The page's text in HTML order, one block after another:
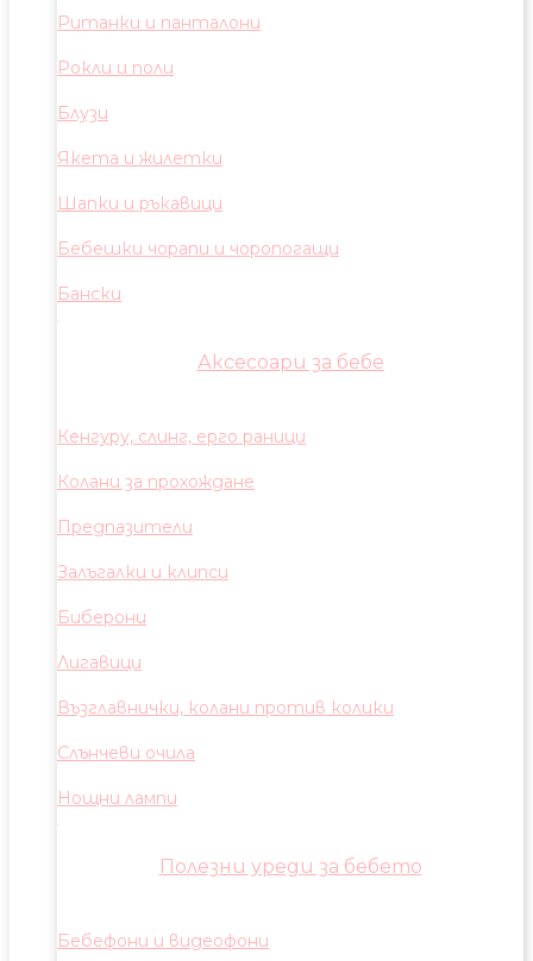
Ританки и панталони
Рокли и поли
Блузи
Якета и жилетки
Шапки и ръкавици
Бебешки чорапи и чоропогащи
Бански
Аксесоари за бебе
Кенгуру, слинг, ерго раници
Колани за прохождане
Предпазители
Залъгалки и клипси
Биберони
Лигавици
Възглавнички, колани против колики
Слънчеви очила
Нощни лампи
Полезни уреди за бебето
Бебефони и видеофони